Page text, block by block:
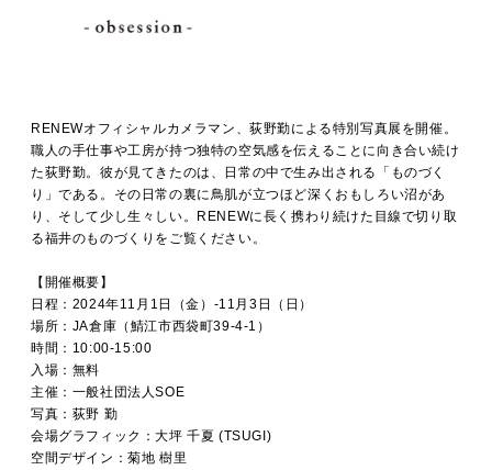
RENEWオフィシャルカメラマン、荻野勤による特別写真展を開催。
職人の手仕事や工房が持つ独特の空気感を伝えることに向き合い続け
た荻野勤。彼が見てきたのは、日常の中で生み出される「ものづく
り」である。その日常の裏に鳥肌が立つほど深くおもしろい沼があ
り、そして少し生々しい。RENEWに長く携わり続けた目線で切り取
る福井のものづくりをご覧ください。
【開催概要】
日程：2024年11月1日（金）-11月3日（日）
場所：JA倉庫（鯖江市西袋町39-4-1）
時間：10:00-15:00
入場：無料
主催：一般社団法人SOE
写真：荻野 勤
会場グラフィック：大坪 千夏 (TSUGI)
空間デザイン：菊地 樹里